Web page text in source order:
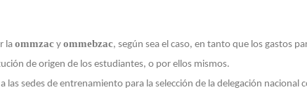
la ommzac y ommebzac, según sea el caso, en tanto que los gastos
de origen de los estudiantes, o por ellos mismos.
las sedes de entrenamiento para la selección de la delegación